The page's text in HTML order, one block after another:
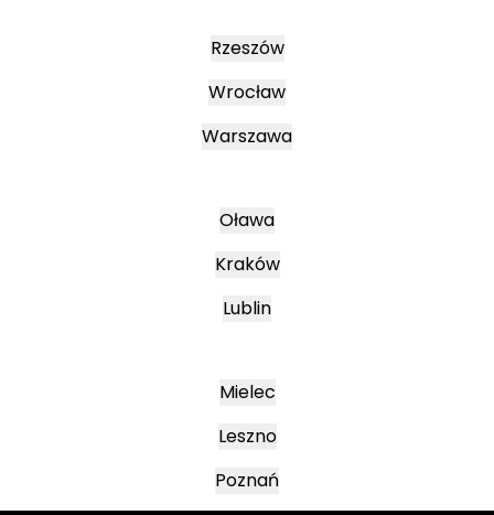
Rzeszów
Wrocław
Warszawa
Oława
Kraków
Lublin
Mielec
Leszno
Poznań